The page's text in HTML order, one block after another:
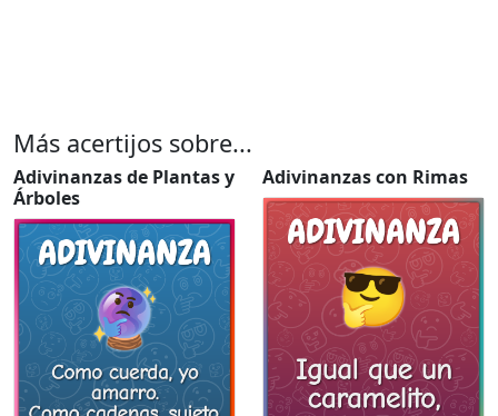
Más acertijos sobre...
Adivinanzas de Plantas y
Árboles
Adivinanzas con Rimas